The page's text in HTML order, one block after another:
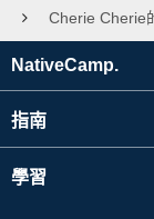
Cherie Cherie
NativeCamp.
指南
學習